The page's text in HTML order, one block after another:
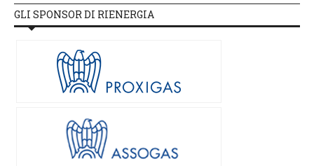
GLI SPONSOR DI RIENERGIA